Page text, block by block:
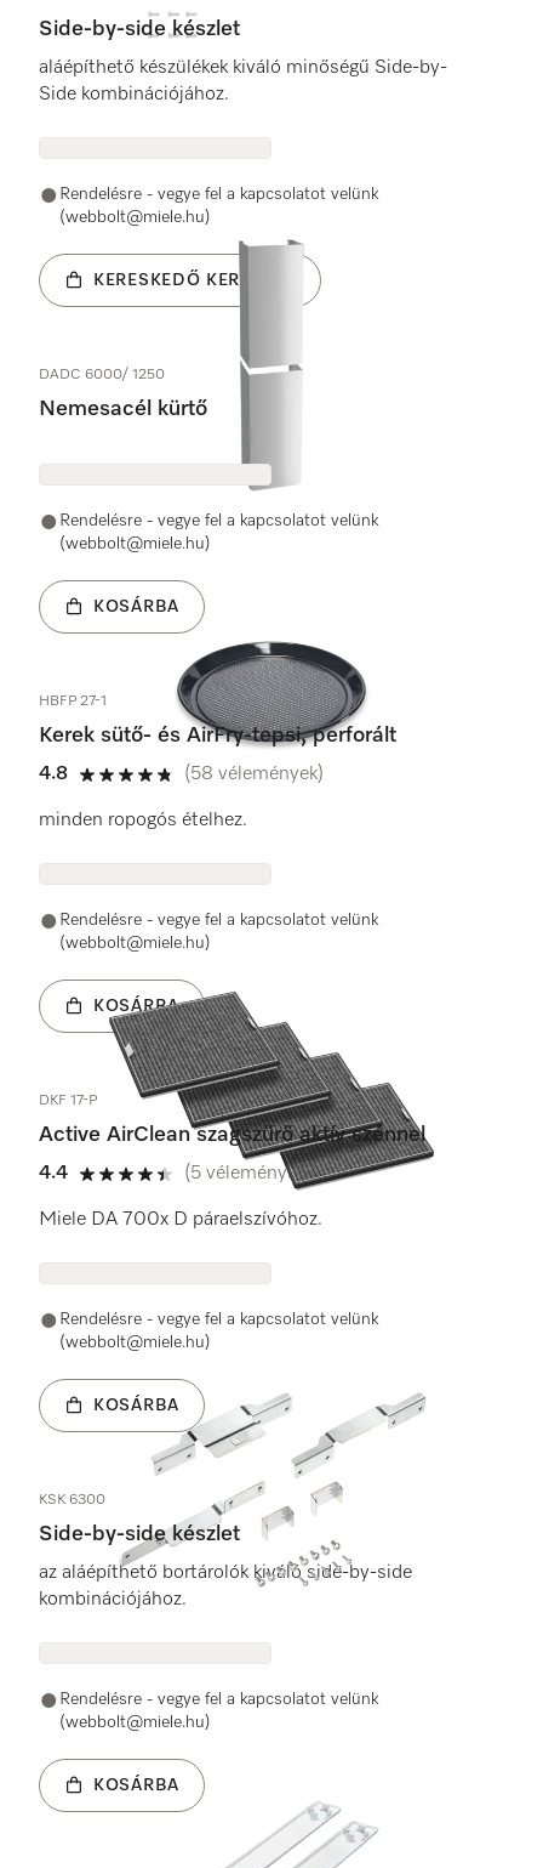
Side-by-side készlet
aláépíthető készülékek kiváló minőségű Side-by-
Side kombinációjához.
Rendelésre - vegye fel a kapcsolatot velünk
(webbolt@miele.hu)
KERESKEDŐ KERESÉSE
DADC 6000/ 1250
Nemesacél kürtő
Rendelésre - vegye fel a kapcsolatot velünk
(webbolt@miele.hu)
KOSÁRBA
HBFP 27-1
Kerek sütő- és AirFry-tepsi, perforált
4.8
4.8 / 5
(58 vélemények)
minden ropogós ételhez.
Rendelésre - vegye fel a kapcsolatot velünk
(webbolt@miele.hu)
KOSÁRBA
DKF 17-P
Active AirClean szagszűrő aktív szénnel
4.4
4.4 / 5
(5 vélemények)
Miele DA 700x D páraelszívóhoz.
Rendelésre - vegye fel a kapcsolatot velünk
(webbolt@miele.hu)
KOSÁRBA
KSK 6300
Side-by-side készlet
az aláépíthető bortárolók kiváló side-by-side
kombinációjához.
Rendelésre - vegye fel a kapcsolatot velünk
(webbolt@miele.hu)
KOSÁRBA